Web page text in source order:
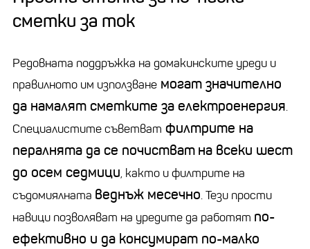
сметки за ток
Редовната поддръжка на домакинските уреди и
правилното им използване могат значително
да намалят сметките за електроенергия.
Специалистите съветват филтрите на
пералнята да се почистват на всеки шест
до осем седмици, както и филтрите на
съдомиялната веднъж месечно. Тези прости
навици позволяват на уредите да работят по-
ефективно и да консумират по-малко